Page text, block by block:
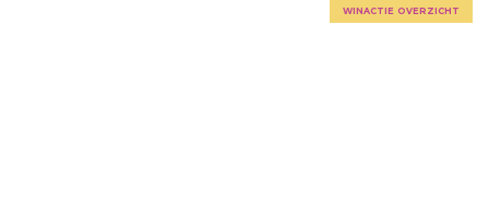
winactie overzicht